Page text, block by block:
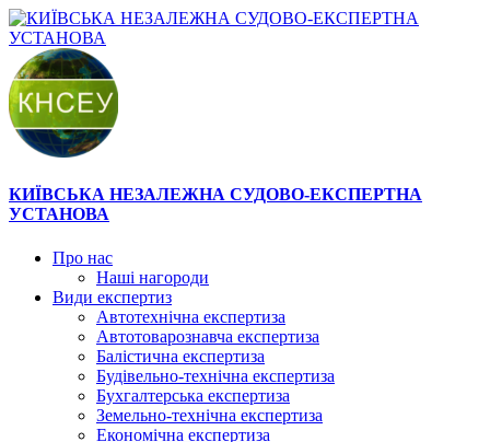
КИЇВСЬКА НЕЗАЛЕЖНА СУДОВО-ЕКСПЕРТНА
УСТАНОВА
Про нас
Наші нагороди
Види експертиз
Автотехнічна експертиза
Автотоварознавча експертиза
Балістична експертиза
Будівельно-технічна експертиза
Бухгалтерська експертиза
Земельно-технічна експертиза
Економічна експертиза